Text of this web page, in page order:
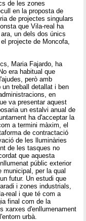
de les zones
en la proposta de
de projectes singulars
que Vila-real ha
un dels dos únics
projecte de Moncofa,
Maria Fajardo, ha
era habitual que
però amb
treball detallat i ben
en
va presentar aquest
un estalvi anual de
ha d'acceptar la
a termini màxim, el
de contractació
de les lluminàries
de les tasques no
que aquesta
públic exterior
per la qual
futur. Un estudi que
i zones industrials,
real i que té com a
final com de la
xarxes d'enllumenament
urbà.